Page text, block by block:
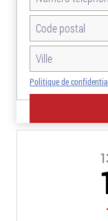
Politique de